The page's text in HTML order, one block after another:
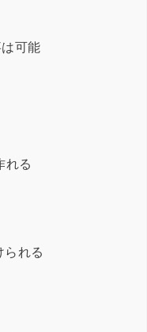
可能
れる
られる